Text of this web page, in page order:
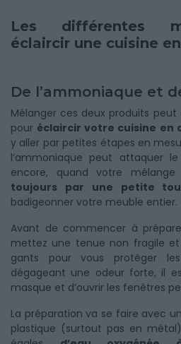
Les différentes
éclaircir une cuisine
De l’ammoniaque et
Mélanger ces deux produits
pour éclaircir votre cuisine en
y aller par petites étapes en
l’ammoniaque peut attaquer
encore, quand votre
toujours par une petite
badigeonner votre meuble entier.
Avant de commencer à
mettez une tenue non fragile
gants pour vous protéger les
dégageant une odeur forte, il
masque et d’ouvrir les fenêtres
La préparation va se faire avec
plastique (surtout pas en